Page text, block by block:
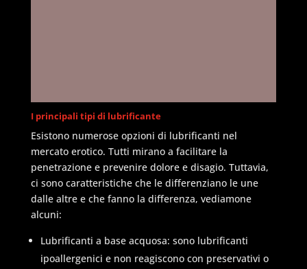
I principali tipi di lubrificante
Esistono numerose opzioni di lubrificanti nel
mercato erotico. Tutti mirano a facilitare la
penetrazione e prevenire dolore e disagio. Tuttavia,
ci sono caratteristiche che le differenziano le une
dalle altre e che fanno la differenza, vediamone
alcuni:
Lubrificanti a base acquosa: sono lubrificanti
ipoallergenici e non reagiscono con preservativi o